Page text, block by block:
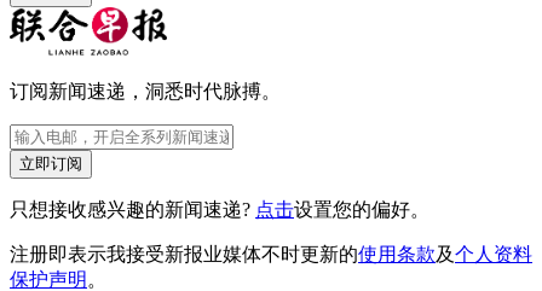
订阅新闻速递，洞悉时代脉搏。
立即订阅
只想接收感兴趣的新闻速递? 点击设置您的偏好。
注册即表示我接受新报业媒体不时更新的使用条款及个人资料
保护声明 。